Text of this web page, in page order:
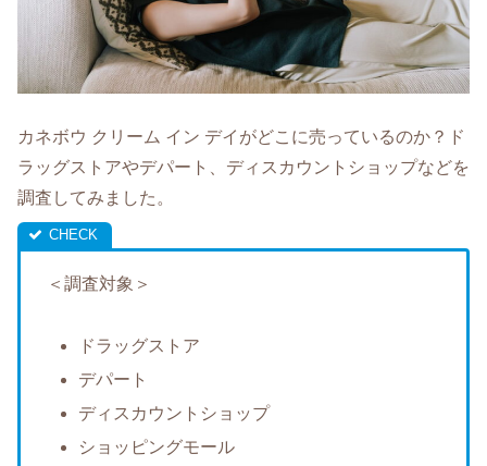
カネボウ クリーム イン デイがどこに売っているのか？ド
ラッグストアやデパート、ディスカウントショップなどを
調査してみました。
＜調査対象＞
ドラッグストア
デパート
ディスカウントショップ
ショッピングモール